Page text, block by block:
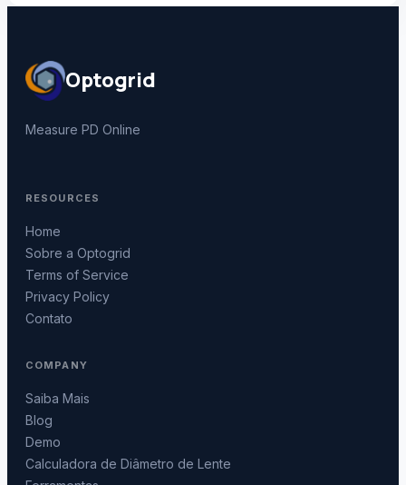
Optogrid
Measure PD Online
RESOURCES
Home
Sobre a Optogrid
Terms of Service
Privacy Policy
Contato
COMPANY
Saiba Mais
Blog
Demo
Calculadora de Diâmetro de Lente